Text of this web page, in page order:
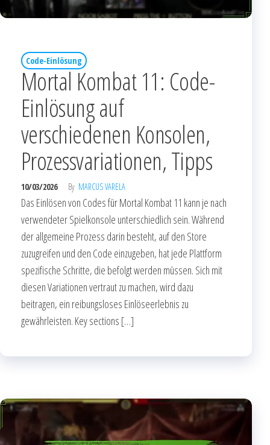
Code-Einlösung
Mortal Kombat 11: Code-
Einlösung auf
verschiedenen Konsolen,
Prozessvariationen, Tipps
10/03/2026 By MARCUS VARELA
Das Einlösen von Codes für Mortal Kombat 11 kann je nach
verwendeter Spielkonsole unterschiedlich sein. Während
der allgemeine Prozess darin besteht, auf den Store
zuzugreifen und den Code einzugeben, hat jede Plattform
spezifische Schritte, die befolgt werden müssen. Sich mit
diesen Variationen vertraut zu machen, wird dazu
beitragen, ein reibungsloses Einlöseerlebnis zu
gewährleisten. Key sections […]